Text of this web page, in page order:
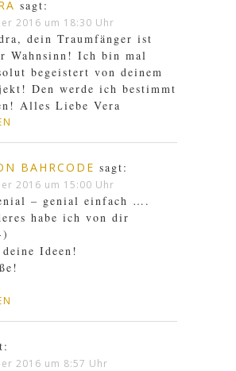
sagt:
2016 um 18:30 Uhr
dein Traumfänger ist
Wahnsinn! Ich bin mal
begeistert von deinem
Den werde ich bestimmt
Alles Liebe Vera
BAHRCODE sagt:
2016 um 15:00 Uhr
– genial einfach ….
habe ich von dir
Ideen!
2016 um 8:57 Uhr